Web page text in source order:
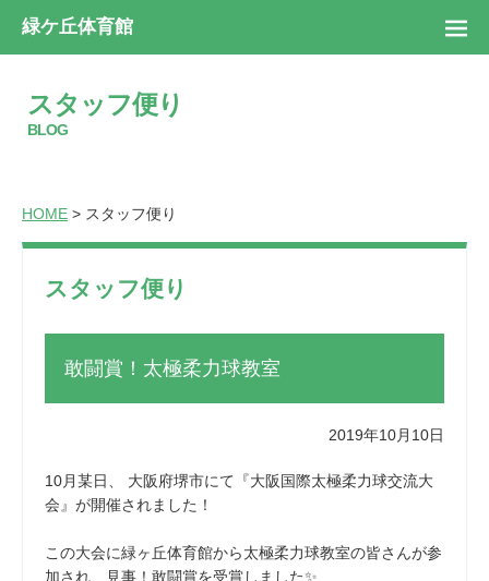
緑ケ丘体育館
スタッフ便り
BLOG
HOME > スタッフ便り
スタッフ便り
敢闘賞！太極柔力球教室
2019年10月10日
10月某日、 大阪府堺市にて『大阪国際太極柔力球交流大
会』が開催されました！
この大会に緑ヶ丘体育館から太極柔力球教室の皆さんが参
加され、見事！敢闘賞を受賞しました✨